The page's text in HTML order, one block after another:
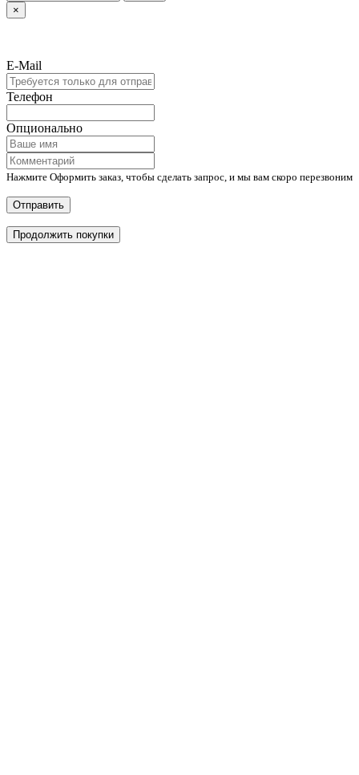
×
E-Mail
Телефон
Опционально
Нажмите Оформить заказ, чтобы сделать запрос, и мы вам скоро перезвоним
Отправить
Продолжить покупки